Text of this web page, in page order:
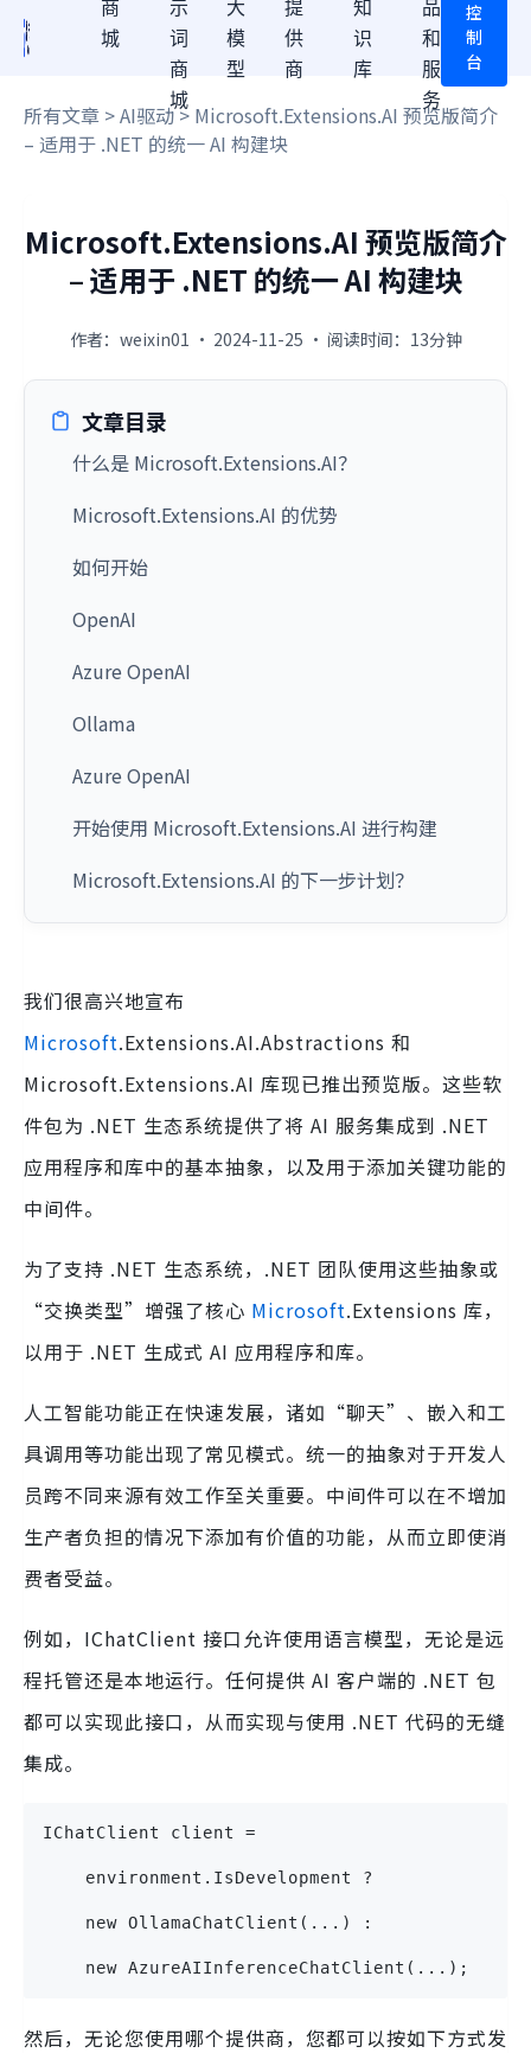
商
城
示
词
商
城
大
模
型
提
供
商
知
识
库
品
和
服
务
控
制
台
所有文章 >AI驱动> Microsoft.Extensions.AI 预览版简介
– 适用于 .NET 的统一 AI 构建块
Microsoft.Extensions.AI 预览版简介
– 适用于 .NET 的统一 AI 构建块
作者：weixin01 · 2024-11-25 · 阅读时间：13分钟
文章目录
什么是 Microsoft.Extensions.AI？
Microsoft.Extensions.AI 的优势
如何开始
OpenAI
Azure OpenAI
Ollama
Azure OpenAI
开始使用 Microsoft.Extensions.AI 进行构建
Microsoft.Extensions.AI 的下一步计划？
我们很高兴地宣布
Microsoft.Extensions.AI.Abstractions 和
Microsoft.Extensions.AI 库现已推出预览版。这些软
件包为 .NET 生态系统提供了将 AI 服务集成到 .NET
应用程序和库中的基本抽象，以及用于添加关键功能的
中间件。
为了支持 .NET 生态系统，.NET 团队使用这些抽象或
“交换类型”增强了核心 Microsoft.Extensions 库，
以用于 .NET 生成式 AI 应用程序和库。
人工智能功能正在快速发展，诸如“聊天”、嵌入和工
具调用等功能出现了常见模式。统一的抽象对于开发人
员跨不同来源有效工作至关重要。中间件可以在不增加
生产者负担的情况下添加有价值的功能，从而立即使消
费者受益。
例如，IChatClient 接口允许使用语言模型，无论是远
程托管还是本地运行。任何提供 AI 客户端的 .NET 包
都可以实现此接口，从而实现与使用 .NET 代码的无缝
集成。
IChatClient client =
    environment.IsDevelopment ?
    new OllamaChatClient(...) :
new AzureAIInferenceChatClient(...);
然后，无论您使用哪个提供商，您都可以按如下方式发